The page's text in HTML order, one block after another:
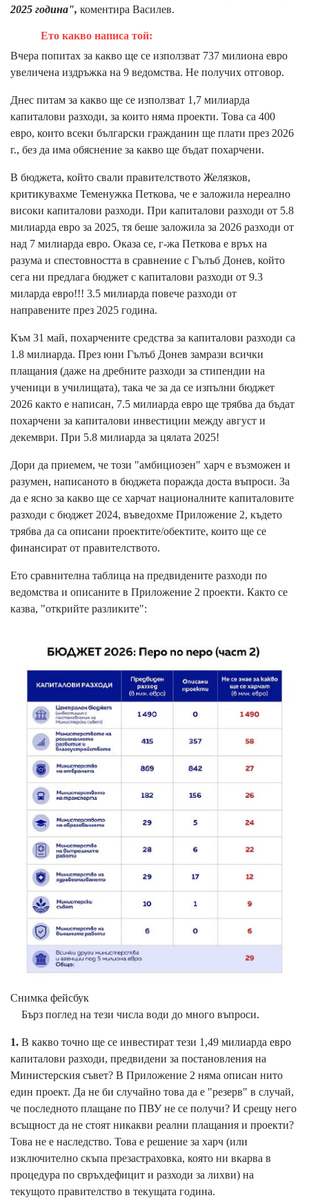
2025 година", коментира Василев.
Ето какво написа той:
Вчера попитах за какво ще се използват 737 милиона евро
увеличена издръжка на 9 ведомства. Не получих отговор.
Днес питам за какво ще се използват 1,7 милиарда
капиталови разходи, за които няма проекти. Това са 400
евро, които всеки български гражданин ще плати през 2026
г., без да има обяснение за какво ще бъдат похарчени.
В бюджета, който свали правителството Желязков,
критикувахме Теменужка Петкова, че е заложила нереално
високи капиталови разходи. При капиталови разходи от 5.8
милиарда евро за 2025, тя беше заложила за 2026 разходи от
над 7 милиарда евро. Оказа се, г-жа Петкова е връх на
разума и спестовността в сравнение с Гълъб Донев, който
сега ни предлага бюджет с капиталови разходи от 9.3
миларда евро!!! 3.5 милиарда повече разходи от
направените през 2025 година.
Към 31 май, похарчените средства за капиталови разходи са
1.8 милиарда. През юни Гълъб Донев замрази всички
плащания (даже на дребните разходи за стипендии на
ученици в училищата), така че за да се изпълни бюджет
2026 както е написан, 7.5 милиарда евро ще трябва да бъдат
похарчени за капиталови инвестиции между август и
декември. При 5.8 милиарда за цялата 2025!
Дори да приемем, че този "амбициозен" харч е възможен и
разумен, написаното в бюджета поражда доста въпроси. За
да е ясно за какво ще се харчат националните капиталовите
разходи с бюджет 2024, въведохме Приложение 2, където
трябва да са описани проектите/обектите, които ще се
финансират от правителството.
Ето сравнителна таблица на предвидените разходи по
ведомства и описаните в Приложение 2 проекти. Както се
казва, "открийте разликите":
Снимка фейсбук
Бърз поглед на тези числа води до много въпроси.
1. В какво точно ще се инвестират тези 1,49 милиарда евро
капиталови разходи, предвидени за постановления на
Министерския съвет? В Приложение 2 няма описан нито
един проект. Да не би случайно това да е "резерв" в случай,
че последното плащане по ПВУ не се получи? И срещу него
всъщност да не стоят никакви реални плащания и проекти?
Това не е наследство. Това е решение за харч (или
изключително скъпа презастраховка, която ни вкарва в
процедура по свръхдефицит и разходи за лихви) на
текущото правителство в текущата година.